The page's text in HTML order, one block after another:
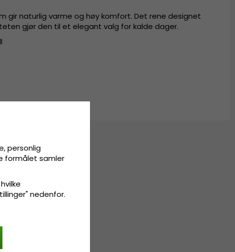
gir naturlig varme og høy komfort. Det rene designet
gjør den til et elegant valg for kalde dager.
personlig
formålet samler
nedenfor.